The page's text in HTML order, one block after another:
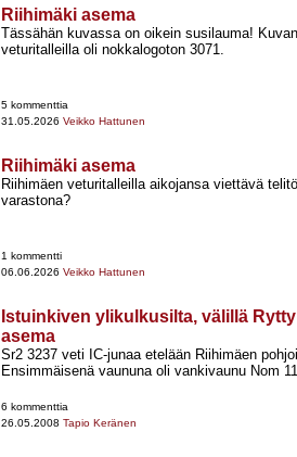
Riihimäki asema
Tässähän kuvassa on oikein susilauma!
veturitalleilla oli nokkalogoton 3071.
5 kommenttia
31.05.2026 Veikko Hattunen
Riihimäki asema
Riihimäen veturitalleilla aikojansa viettävä
varastona?
1 kommentti
06.06.2026 Veikko Hattunen
Istuinkiven ylikulkusilta, välillä
asema
Sr2 3237 veti IC-​junaa etelään Riihimäen
Ensimmäisenä vaununa oli vankivaunu Nom
6 kommenttia
26.05.2008 Tapio Keränen